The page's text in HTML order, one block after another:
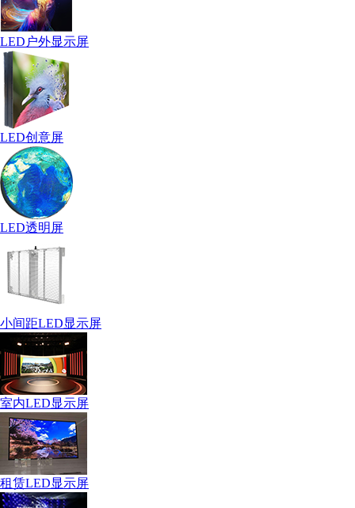
LED户外显示屏
LED创意屏
LED透明屏
小间距LED显示屏
室内LED显示屏
租赁LED显示屏